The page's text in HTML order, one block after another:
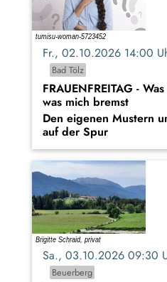
Fr., 02.10.2026 14:00
Bad Tölz
FRAUENFREITAG -
was mich bremst
Den eigenen Mustern
auf der Spur
Sa., 03.10.2026 09:30
Beuerberg